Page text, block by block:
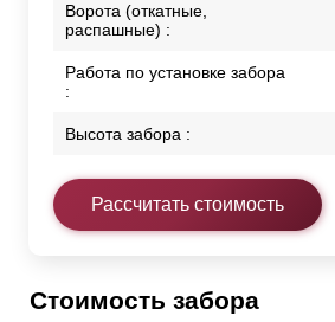
Ворота (откатные,
распашные) :
Работа по установке забора
:
Высота забора :
Рассчитать стоимость
Стоимость забора